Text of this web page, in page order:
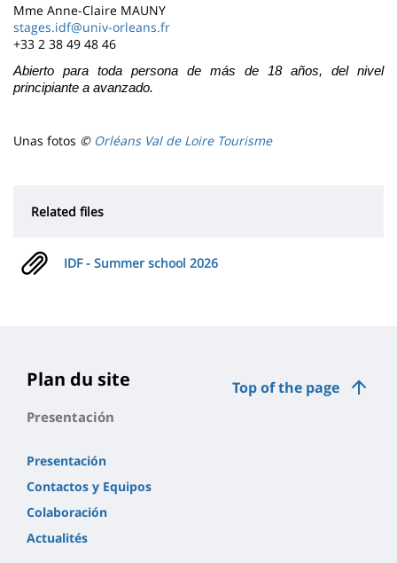
Mme Anne-Claire MAUNY
stages.idf@univ-orleans.fr
+33 2 38 49 48 46
Abierto para toda persona de más de 18 años, del nivel
principiante a avanzado.
Unas fotos © Orléans Val de Loire Tourisme
Related files
IDF - Summer school 2026
Top of the page
Plan du site
Presentación
Presentación
Contactos y Equipos
Colaboración
Actualités